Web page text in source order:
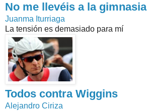
No me llevéis a la gimnasia
Juanma Iturriaga
La tensión es demasiado para mí
Todos contra Wiggins
Alejandro Ciriza